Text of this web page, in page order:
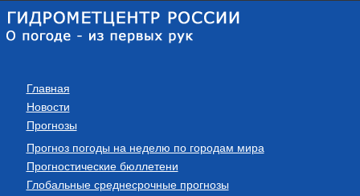
Главная
Новости
Прогнозы
Прогноз погоды на неделю по городам мира
Прогностические бюллетени
Глобальные среднесрочные прогнозы